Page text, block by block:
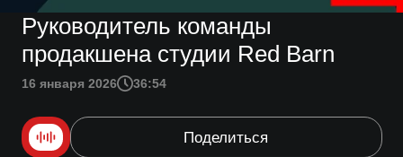
Руководитель команды
продакшена студии Red Barn
16 января 2026 36:54
Поделиться